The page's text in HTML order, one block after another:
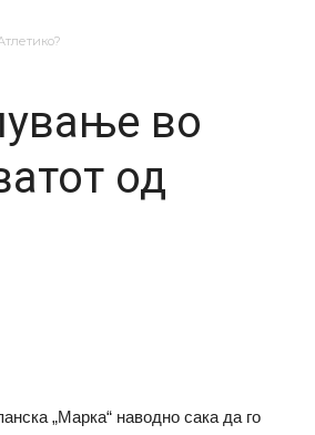
во
од
„Марка“ наводно сака да го